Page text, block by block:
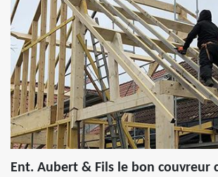
Ent. Aubert & Fils le bon couvreur